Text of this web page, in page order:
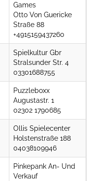
Games
Otto Von Guericke
Straße 88
+4915159437260
Spielkultur Gbr
Stralsunder Str. 4
03301688755
Puzzleboxx
Augustastr. 1
02302 1790685
Ollis Spielecenter
Holstenstraße 188
04038109946
Pinkepank An- Und
Verkauf